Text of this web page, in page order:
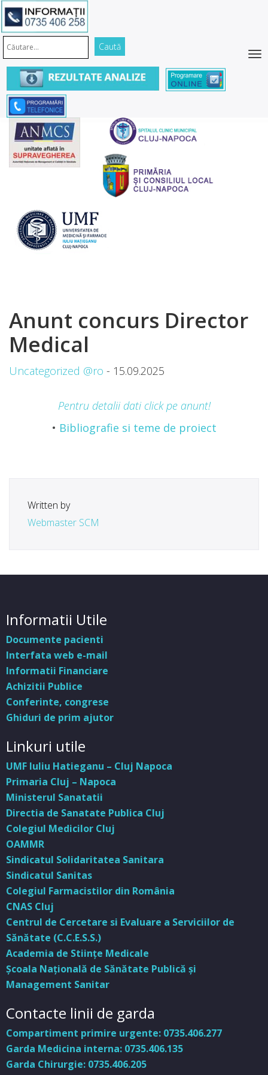
Anunt concurs Director
Medical
Uncategorized @ro - 15.09.2025
Pentru detalii dati click pe anunt!
• Bibliografie si teme de proiect
Written by
Webmaster SCM
Informatii Utile
Documente pacienti
Interfata web e-mail
Informatii Financiare
Achizitii Publice
Conferinte, congrese
Ghiduri de prim ajutor
Linkuri utile
UMF Iuliu Hatieganu – Cluj Napoca
Primaria Cluj – Napoca
Ministerul Sanatatii
Directia de Sanatate Publica Cluj
Colegiul Medicilor Cluj
OAMMR
Sindicatul Solidaritatea Sanitara
Sindicatul Sanitas
Colegiul Farmacistilor din România
CNAS Cluj
Centrul de Cercetare si Evaluare a Serviciilor de
Sănătate (C.C.E.S.S.)
Academia de Stiinţe Medicale
Şcoala Naţională de Sănătate Publică şi
Management Sanitar
Contacte linii de garda
Compartiment primire urgente: 0735.406.277
Garda Medicina interna: 0735.406.135
Garda Chirurgie: 0735.406.205